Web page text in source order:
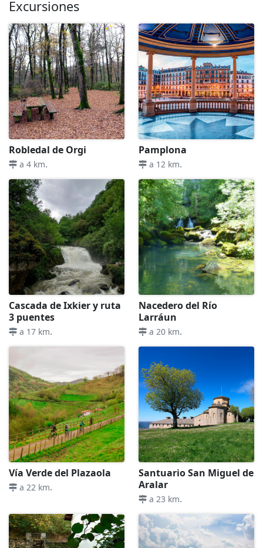
Excursiones
Robledal de Orgi
a 4 km.
Pamplona
a 12 km.
Cascada de Ixkier y ruta
3 puentes
a 17 km.
Nacedero del Río
Larráun
a 20 km.
Vía Verde del Plazaola
a 22 km.
Santuario San Miguel de
Aralar
a 23 km.